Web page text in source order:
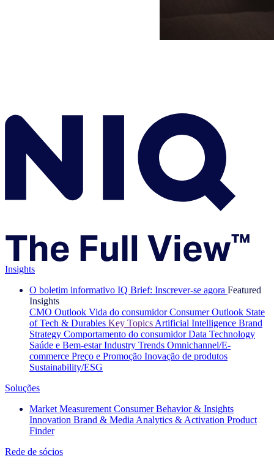
Insights
O boletim informativo IQ Brief: Inscrever-se agora Featured
Insights
CMO Outlook Vida do consumidor Consumer Outlook State
of Tech & Durables Key Topics Artificial Intelligence Brand
Strategy Comportamento do consumidor Data Technology
Saúde e Bem-estar Industry Trends Omnichannel/E-
commerce Preço e Promoção Inovação de produtos
Sustainability/ESG
Soluções
Market Measurement Consumer Behavior & Insights
Innovation Brand & Media Analytics & Activation Product
Finder
Rede de sócios